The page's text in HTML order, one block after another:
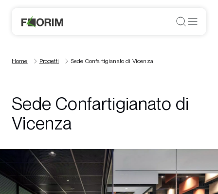
Home Progetti Sede Confartigianato di Vicenza
Sede Confartigianato di
Vicenza